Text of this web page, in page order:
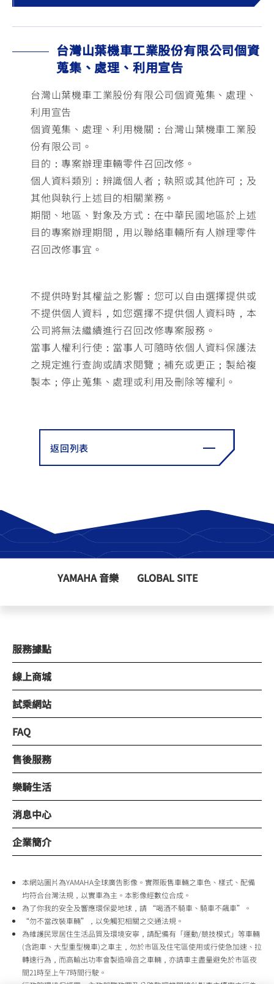
台灣山葉機車工業股份有限公司個資
蒐集、處理、利用宣告
台灣山葉機車工業股份有限公司個資蒐集、處理、
利用宣告
個資蒐集、處理、利用機關：台灣山葉機車工業股
份有限公司。
目的：專案辦理車輛零件召回改修。
個人資料類別：辨識個人者；執照或其他許可；及
其他與執行上述目的相關業務。
期間、地區、對象及方式：在中華民國地區於上述
目的專案辦理期間，用以聯絡車輛所有人辦理零件
召回改修事宜。
不提供時對其權益之影響：您可以自由選擇提供或
不提供個人資料，如您選擇不提供個人資料時，本
公司將無法繼續進行召回改修專案服務。
當事人權利行使：當事人可隨時依個人資料保護法
之規定進行查詢或請求閱覽；補充或更正；製給複
製本；停止蒐集、處理或利用及刪除等權利。
返回列表
YAMAHA 音樂 GLOBAL SITE
服務據點
線上商城
試乘網站
FAQ
售後服務
樂騎生活
消息中心
企業簡介
本網站圖片為YAMAHA全球廣告影像。實際販售車輛之車色、樣式、配備
均符合台灣法規，以實車為主。本影像經數位合成。
為了你我的安全及響應環保愛地球，請 “喝酒不騎車、騎車不飆車”。
“勿不當改裝車輛”，以免觸犯相關之交通法規。
為維護民眾居住生活品質及環境安寧，請配備有「運動/競技模式」等車輛
(含跑車、大型重型機車)之車主，勿於市區及住宅區使用或行使急加速、拉
轉速行為，而高輸出功率會製造噪音之車輛，亦請車主盡量避免於市區夜
間21時至上午7時間行駛。